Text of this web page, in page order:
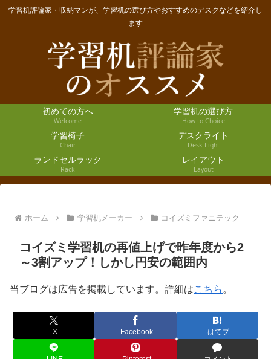
学習机評論家・収納マンが、学習机の選び方やおすすめのデスクなどを紹介し
ます
初めての方へ
Welcome
学習机の選び方
How to Choice
学習椅子
Chair
デスクライト
Desk Light
ランドセルラック
Rack
レイアウト
Layout
ホーム 学習机メーカー コイズミファニテック
コイズミ学習机の再値上げで昨年度から2
～3割アップ！しかし円安の範囲内
当ブログは広告を掲載しています。詳細はこちら 。
X Facebook はてブ